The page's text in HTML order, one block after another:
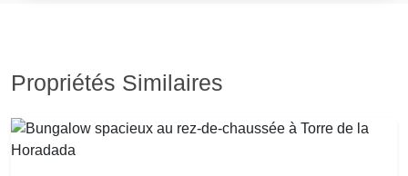
Propriétés Similaires